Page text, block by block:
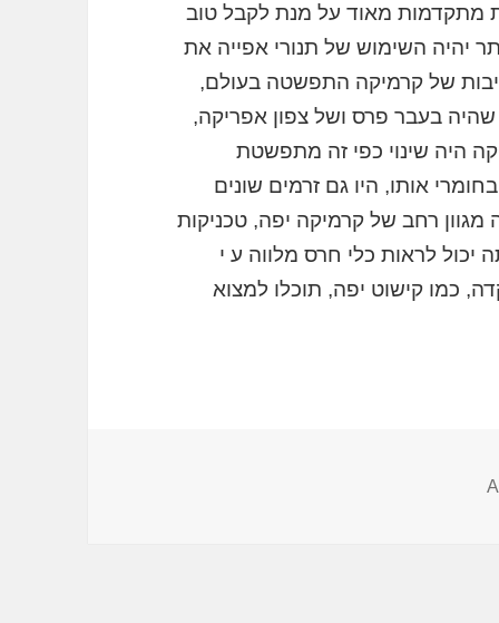
מתקדמות מאוד על מנת לקבל טוב
יהיה השימוש של תנורי אפייה את
של קרמיקה התפשטה בעולם,
שהיה בעבר פרס ושל צפון אפריקה,
היה שינוי כפי זה מתפשטת
אותו, היו גם זרמים שונים
רחב של קרמיקה יפה, טכניקות
יכול לראות כלי חרס מלווה ע י
כמו קישוט יפה, תוכלו למצוא